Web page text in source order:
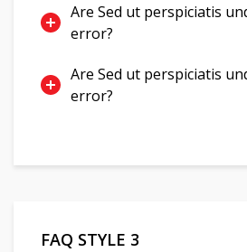
Are Sed ut perspiciatis
error?
Are Sed ut perspiciatis
error?
FAQ STYLE 3